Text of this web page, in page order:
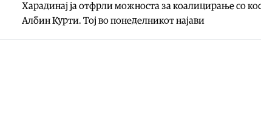
Харадинај ја отфрли можноста за коалицирање со
Албин Курти. Тој во понеделникот најави